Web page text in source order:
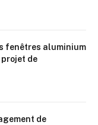
fenêtres aluminium
de
de